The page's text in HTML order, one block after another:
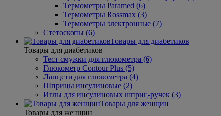
Термометры Paramed (6)
Термометры Rossmax (3)
Термометры электронные (7)
Стетоскопы (6)
Товары для диабетиков
Товары для диабетиков
Тест смужки для глюкометра (6)
Глюкометр Contour Plus (5)
Ланцети для глюкометра (4)
Шприцы инсулиновые (2)
Иглы для инсулиновых шприц-ручек (3)
Товары для женщин
Товары для женщин